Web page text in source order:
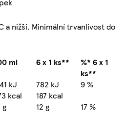
a nižší. Minimální trvanlivost do
ml 6 x 1 ks**
%* 6 x 1
ks**
kJ 782 kJ
9 %
kcal
187 kcal
g 12 g
17 %